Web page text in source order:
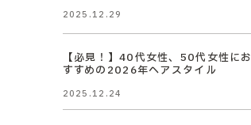
2025.12.29
【必見！】40代女性、50代女性にお
すすめの2026年ヘアスタイル
2025.12.24